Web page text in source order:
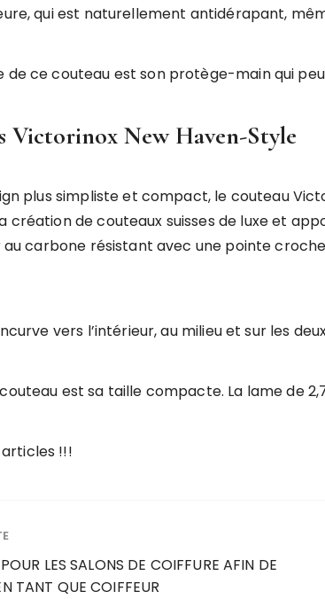
qui est naturellement antidérapant,
de ce couteau est son protège-main qui
Victorinox New Haven-Style
plus simpliste et compact, le couteau
création de couteaux suisses de luxe et
au carbone résistant avec une pointe
vers l’intérieur, au milieu et sur les
est sa taille compacte. La lame de
!!!
LES SALONS DE COIFFURE AFIN DE
TANT QUE COIFFEUR